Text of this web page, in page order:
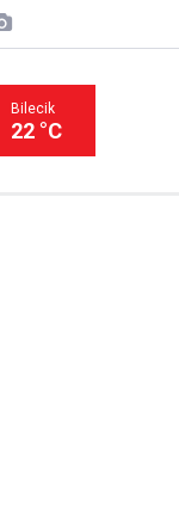
Bilecik
22 °C